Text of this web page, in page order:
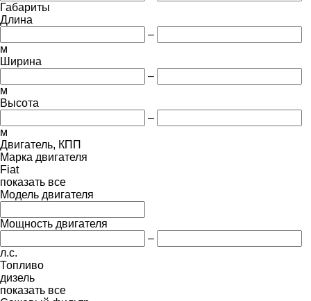
Габариты
Длина
–
м
Ширина
–
м
Высота
–
м
Двигатель, КПП
Марка двигателя
Fiat
показать все
Модель двигателя
Мощность двигателя
–
л.с.
Топливо
дизель
показать все